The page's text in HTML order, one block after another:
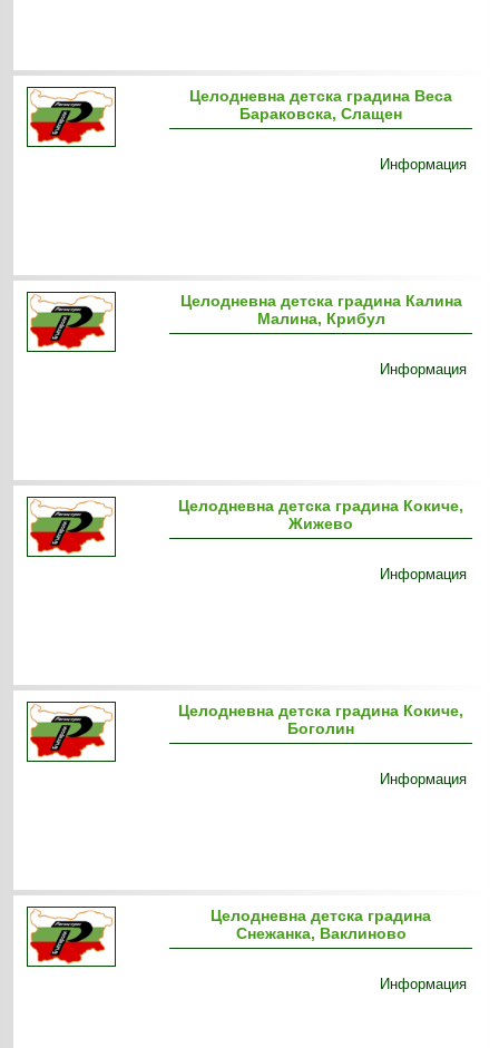
Целодневна детска градина Веса
Бараковска, Слащен
Информация
Целодневна детска градина Калина
Малина, Крибул
Информация
Целодневна детска градина Кокиче,
Жижево
Информация
Целодневна детска градина Кокиче,
Боголин
Информация
Целодневна детска градина
Снежанка, Ваклиново
Информация